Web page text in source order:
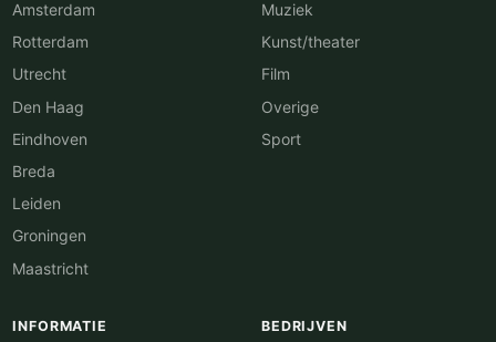
Amsterdam
Rotterdam
Utrecht
Den Haag
Eindhoven
Breda
Leiden
Groningen
Maastricht
Muziek
Kunst/theater
Film
Overige
Sport
INFORMATIE BEDRIJVEN